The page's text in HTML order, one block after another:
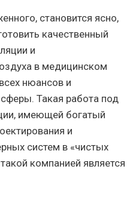
становится ясно,
качественный
и
в медицинском
нюансов и
Такая работа под
имеющей богатый
и
систем в «чистых
компанией является